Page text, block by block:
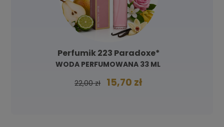
Perfumik 223 Paradoxe*
WODA PERFUMOWANA 33 ML
22,00 zł
15,70 zł